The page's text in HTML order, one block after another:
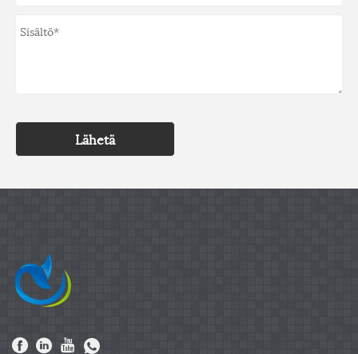
Lähetä